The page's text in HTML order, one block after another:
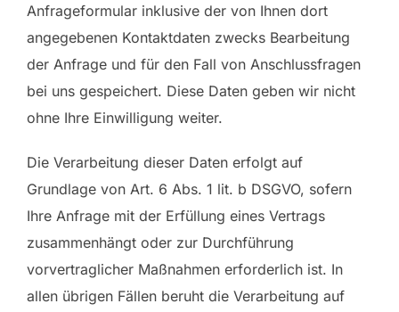
Anfrageformular inklusive der von Ihnen dort
angegebenen Kontaktdaten zwecks Bearbeitung
der Anfrage und für den Fall von Anschlussfragen
bei uns gespeichert. Diese Daten geben wir nicht
ohne Ihre Einwilligung weiter.
Die Verarbeitung dieser Daten erfolgt auf
Grundlage von Art. 6 Abs. 1 lit. b DSGVO, sofern
Ihre Anfrage mit der Erfüllung eines Vertrags
zusammenhängt oder zur Durchführung
vorvertraglicher Maßnahmen erforderlich ist. In
allen übrigen Fällen beruht die Verarbeitung auf